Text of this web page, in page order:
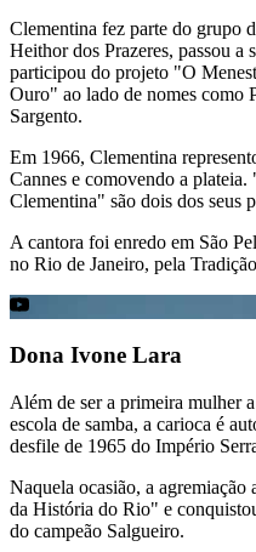
Clementina fez parte do grupo
Heithor dos Prazeres, passou a
participou do projeto "O
Ouro" ao lado de nomes como
Sargento.
Em 1966, Clementina
Cannes e comovendo a
Clementina" são dois dos seus
A cantora foi enredo em São
no Rio de Janeiro, pela
Dona Ivone Lara
Além de ser a primeira mulher
escola de samba, a carioca é
desfile de 1965 do Império
Naquela ocasião, a
da História do Rio" e
do campeão Salgueiro.